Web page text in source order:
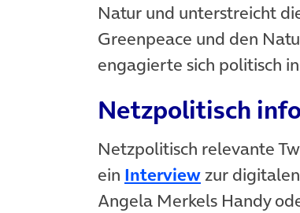
Natur und unterstreicht
Greenpeace und den
engagierte sich politisch
Netzpolitisch
Netzpolitisch relevante
ein Interview(öffnet in
zur
Angela Merkels Handy